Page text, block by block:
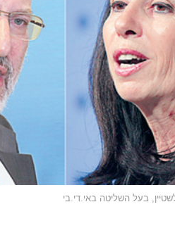
בעל השליטה באי.די.בי